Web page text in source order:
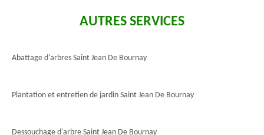
AUTRES SERVICES
Abattage d'arbres Saint Jean De Bournay
Plantation et entretien de jardin Saint Jean De Bournay
Dessouchage d'arbre Saint Jean De Bournay